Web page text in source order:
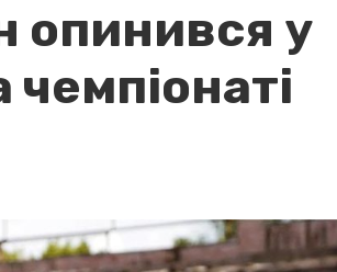
опинився у
чемпіонаті